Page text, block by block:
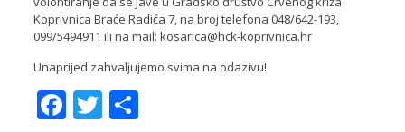
Koprivnica Braće Radića 7, na broj telefona 048/642-193,
099/5494911 ili na mail: kosarica@hck-koprivnica.hr
Unaprijed zahvaljujemo svima na odazivu!
Facebook
Twitter
Share